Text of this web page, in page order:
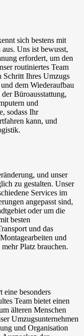
sich bestens mit
Uns ist bewusst,
erfordert, um den
routiniertes Team
Schritt Ihres Umzugs
dem Wiederaufbau
Büroausstattung,
und
sodass Ihr
kann, und
und unser
zu gestalten. Unser
Services im
angepasst sind,
oder um die
besten
und das
und
Platz brauchen.
eine besonders
Team bietet einen
älteren Menschen
Umzugsunternehmen
und Organisation